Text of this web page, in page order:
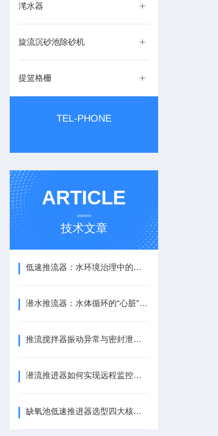
滗水器
旋流沉砂池除砂机
提篮格栅
TEL-PHONE
ARTICLE
技术文章
低速推流器：水环境治理中的水流循环助力设备
潜水推流器：水体循环的“心脏”与生化反应的推动者
推流搅拌器振动异常与密封泄漏的快速诊断与应急处理
潜流推进器如何实现远程监控与预测性维护？
缺氧池低速推进器选型四大核心参数指南